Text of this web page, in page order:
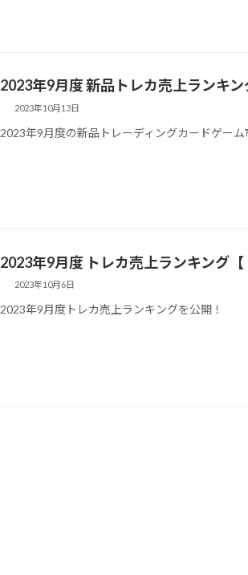
2023年9月度 新品トレカ売上ランキン
2023年10月13日
2023年9月度の新品トレーディングカードゲーム
2023年9月度 トレカ売上ランキング【
2023年10月6日
2023年9月度トレカ売上ランキングを公開！